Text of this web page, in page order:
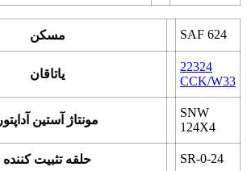
مسکن SAF 624
یاتاقان
22324
CCK/W33
مونتاژ آستین آداپتور
SNW
124X4
حلقه تثبیت کننده SR-0-24